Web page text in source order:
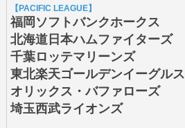
【PACIFIC LEAGUE】
福岡ソフトバンクホークス
北海道日本ハムファイターズ
千葉ロッテマリーンズ
東北楽天ゴールデンイーグルス
オリックス・バファローズ
埼玉西武ライオンズ